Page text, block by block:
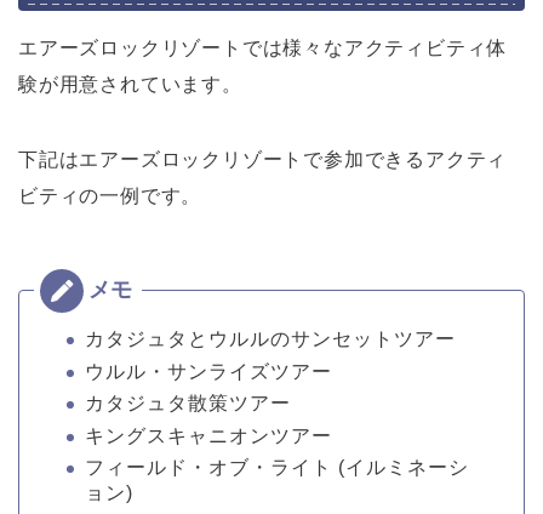
エアーズロックリゾートでは様々なアクティビティ体
験が用意されています。
下記はエアーズロックリゾートで参加できるアクティ
ビティの一例です。
カタジュタとウルルのサンセットツアー
ウルル・サンライズツアー
カタジュタ散策ツアー
キングスキャニオンツアー
フィールド・オブ・ライト (イルミネーシ
ョン)